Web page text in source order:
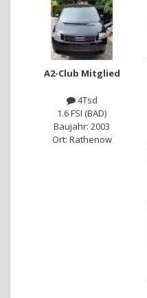
A2-Club Mitglied
4Tsd
1.6 FSI (BAD)
Baujahr: 2003
Ort: Rathenow